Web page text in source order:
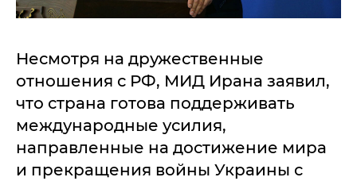
Несмотря на дружественные
отношения с РФ, МИД Ирана заявил,
что страна готова поддерживать
международные усилия,
направленные на достижение мира
и прекращения войны Украины с